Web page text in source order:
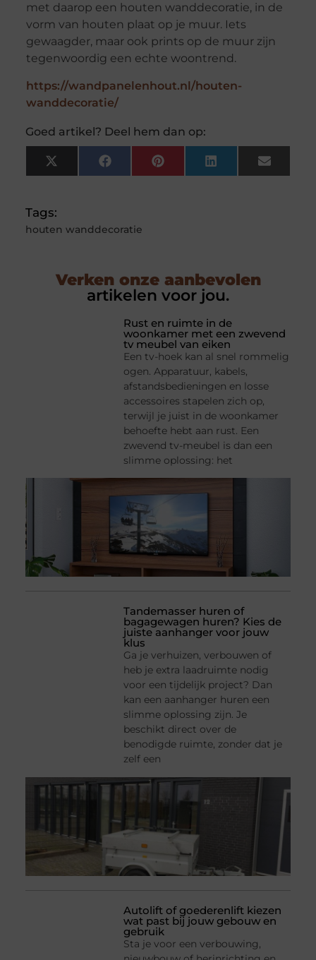
met daarop een houten wanddecoratie, in de
vorm van houten plaat op je muur. Iets
gewaagder, maar ook prints op de muur zijn
tegenwoordig een echte woontrend.
https://wandpanelenhout.nl/houten-
wanddecoratie/
Goed artikel? Deel hem dan op:
X
(Twitter)
FacebookPinterestLinkedInEmail
Tags:
houten wanddecoratie
Verken onze aanbevolen
artikelen voor jou.
Rust en ruimte in de
woonkamer met een zwevend
tv meubel van eiken
Een tv-hoek kan al snel rommelig
ogen. Apparatuur, kabels,
afstandsbedieningen en losse
accessoires stapelen zich op,
terwijl je juist in de woonkamer
behoefte hebt aan rust. Een
zwevend tv-meubel is dan een
slimme oplossing: het
Tandemasser huren of
bagagewagen huren? Kies de
juiste aanhanger voor jouw
klus
Ga je verhuizen, verbouwen of
heb je extra laadruimte nodig
voor een tijdelijk project? Dan
kan een aanhanger huren een
slimme oplossing zijn. Je
beschikt direct over de
benodigde ruimte, zonder dat je
zelf een
Autolift of goederenlift kiezen
wat past bij jouw gebouw en
gebruik
Sta je voor een verbouwing,